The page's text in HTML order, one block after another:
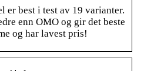
er best i test av 19 varianter.
enn OMO og gir det beste
og har lavest pris!